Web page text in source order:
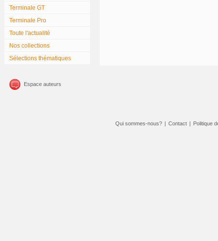
Terminale GT
Terminale Pro
Toute l'actualité
Nos collections
Sélections thématiques
Espace auteurs
Qui sommes-nous? | Contact | Politique